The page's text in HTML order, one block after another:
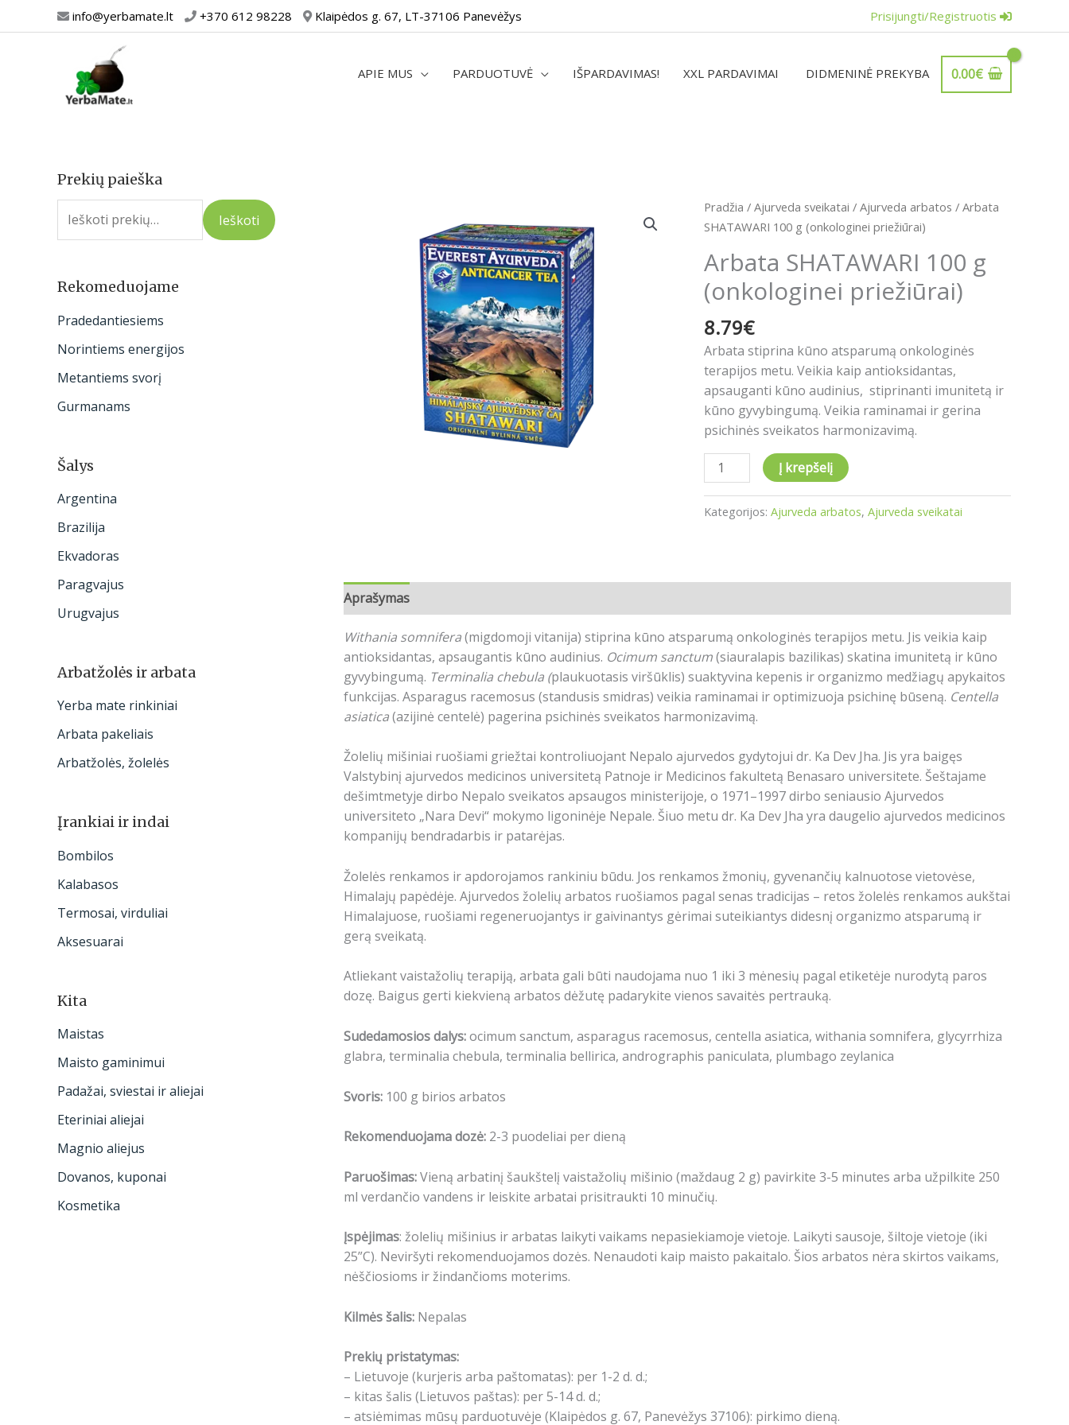
prie
info@yerbamate.lt +370 612 98228 Klaipėdos g. 67, LT-37106 Panevėžys Prisijungti/Registruotis
APIE MUS PARDUOTUVĖ IŠPARDAVIMAS! XXL PARDAVIMAI DIDMENINĖ PREKYBA 0.00€
Prekių paieška
I
e
o
:
Ieškoti
Rekomeduojame
Pradedantiesiems
Norintiems energijos
Metantiems svorį
Gurmanams
Šalys
Argentina
Brazilija
Ekvadoras
Paragvajus
Urugvajus
Arbatžolės ir arbata
Yerba mate rinkiniai
Arbata pakeliais
Arbatžolės, žolelės
Įrankiai ir indai
Bombilos
Kalabasos
Termosai, virduliai
Aksesuarai
Kita
Maistas
Maisto gaminimui
Padažai, sviestai ir aliejai
Eteriniai aliejai
Magnio aliejus
Dovanos, kuponai
Kosmetika
Pradžia /Ajurveda sveikatai /Ajurveda arbatos / Arbata
SHATAWARI 100 g (onkologinei priežiūrai)
Arbata SHATAWARI 100 g
(onkologinei priežiūrai)
8.79€
Arbata stiprina kūno atsparumą onkologinės
terapijos metu. Veikia kaip antioksidantas,
apsauganti kūno audinius, stiprinanti imunitetą ir
kūno gyvybingumą. Veikia raminamai ir gerina
psichinės sveikatos harmonizavimą.
produkto
kiekis:
SHATAWARI
100
g
(onkologinei
priežiūrai)
Į krepšelį
Kategorijos:Ajurveda arbatos,Ajurveda sveikatai
Aprašymas
Withania somnifera(migdomoji vitanija) stiprina kūno atsparumą onkologinės terapijos metu. Jis veikia kaip
antioksidantas, apsaugantis kūno audinius. Ocimum sanctum(siauralapis bazilikas) skatina imunitetą ir kūno
gyvybingumą. Terminalia chebula (plaukuotasis viršūklis) suaktyvina kepenis ir organizmo medžiagų apykaitos
funkcijas. Asparagus racemosus (standusis smidras) veikia raminamai ir optimizuoja psichinę būseną. Centella
asiatica(azijinė centelė) pagerina psichinės sveikatos harmonizavimą.
Žolelių mišiniai ruošiami griežtai kontroliuojant Nepalo ajurvedos gydytojui dr. Ka Dev Jha. Jis yra baigęs
Valstybinį ajurvedos medicinos universitetą Patnoje ir Medicinos fakultetą Benasaro universitete. Šeštajame
dešimtmetyje dirbo Nepalo sveikatos apsaugos ministerijoje, o 1971–1997 dirbo seniausio Ajurvedos
universiteto „Nara Devi“ mokymo ligoninėje Nepale. Šiuo metu dr. Ka Dev Jha yra daugelio ajurvedos medicinos
kompanijų bendradarbis ir patarėjas.
Žolelės renkamos ir apdorojamos rankiniu būdu. Jos renkamos žmonių, gyvenančių kalnuotose vietovėse,
Himalajų papėdėje. Ajurvedos žolelių arbatos ruošiamos pagal senas tradicijas – retos žolelės renkamos aukštai
Himalajuose, ruošiami regeneruojantys ir gaivinantys gėrimai suteikiantys didesnį organizmo atsparumą ir
gerą sveikatą.
Atliekant vaistažolių terapiją, arbata gali būti naudojama nuo 1 iki 3 mėnesių pagal etiketėje nurodytą paros
dozę. Baigus gerti kiekvieną arbatos dėžutę padarykite vienos savaitės pertrauką.
Sudedamosios dalys:ocimum sanctum, asparagus racemosus, centella asiatica, withania somnifera, glycyrrhiza
glabra, terminalia chebula, terminalia bellirica, andrographis paniculata, plumbago zeylanica
Svoris: 100 g birios arbatos
Rekomenduojama dozė: 2-3 puodeliai per dieną
Paruošimas:Vieną arbatinį šaukštelį vaistažolių mišinio (maždaug 2 g) pavirkite 3-5 minutes arba užpilkite 250
ml verdančio vandens ir leiskite arbatai prisitraukti 10 minučių.
Įspėjimas: žolelių mišinius ir arbatas laikyti vaikams nepasiekiamoje vietoje. Laikyti sausoje, šiltoje vietoje (iki
25”C). Neviršyti rekomenduojamos dozės. Nenaudoti kaip maisto pakaitalo. Šios arbatos nėra skirtos vaikams,
nėščiosioms ir žindančioms moterims.
Kilmės šalis: Nepalas
Prekių pristatymas:
– Lietuvoje (kurjeris arba paštomatas): per 1-2 d. d.;
– kitas šalis (Lietuvos paštas): per 5-14 d. d.;
– atsiėmimas mūsų parduotuvėje (Klaipėdos g. 67, Panevėžys 37106): pirkimo dieną.